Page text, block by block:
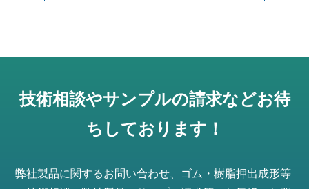
技術相談やサンプルの請求などお待
ちしております！
弊社製品に関するお問い合わせ、ゴム・樹脂押出成形等